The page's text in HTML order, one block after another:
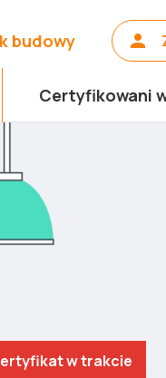
budowy
Certyfikowani
w trakcie